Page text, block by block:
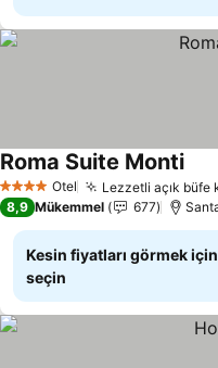
4 Yıldız Otel Lezzetli açık büfe
Roma Suite Monti
8,9 Mükemmel 677
Kesin fiyatları görmek
seçin